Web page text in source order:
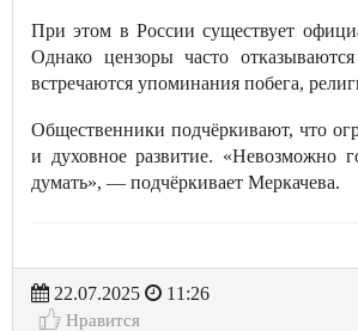
При этом в России существует
Однако цензоры часто
встречаются упоминания побега,
Общественники подчёркивают, что
и духовное развитие. «Невозможно
думать», — подчёркивает Меркачева.
22.07.2025
11:26
Нравится